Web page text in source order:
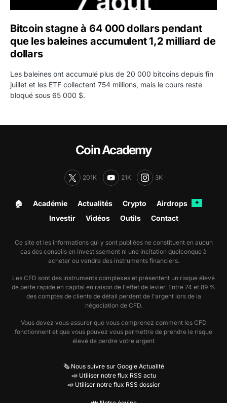
Bitcoin stagne à 64 000 dollars pendant
que les baleines accumulent 1,2 milliard de
dollars
Les baleines ont accumulé plus de 20 000 bitcoins depuis fin
juillet et les ETF collectent 754 millions, mais le cours reste
bloqué sous 65 000 $.
Coin Academy
201K 21K 3K
🏠︎ Académie Actualités Crypto Airdrops ✦
Investir Vidéos Outils Contact
Ce site et les informations qui y sont publiées ne constituent en aucun
cas des conseils en investissement ni une incitation quelconque à
acheter ou vendre des instruments financiers.
Les CFD sont des instruments complexes et présentent un risque élevé
de perte rapide en capital en raison de l'effet de levier. Entre 74 et 89 %
des comptes de clients de détail perdent de l'argent lors de la
négociation de CFD.
Vous devez vous assurer que vous comprenez comment les CFD
fonctionnent et que vous pouvez vous permettre de prendre le risque
élevé de perdre votre argent
🗞️ Nous suivre sur Google Actualité
📣 Utiliser notre flux RSS actu
📣 Utiliser notre flux RSS dossier